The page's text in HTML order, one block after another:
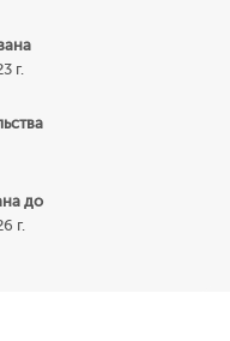
г.
до
г.